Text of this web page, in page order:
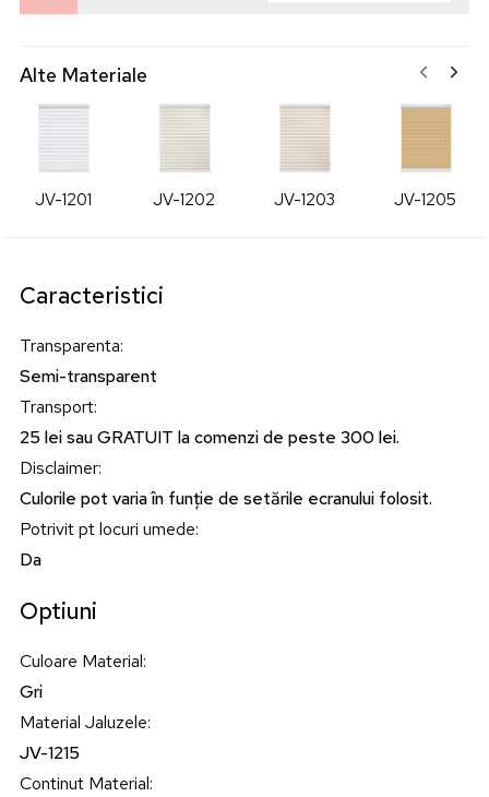
Alte Materiale
JV-1201 JV-1202 JV-1203 JV-1205
Caracteristici
Transparenta:
Semi-transparent
Transport:
25 lei sau GRATUIT la comenzi de peste 300 lei.
Disclaimer:
Culorile pot varia în funție de setările ecranului folosit.
Potrivit pt locuri umede:
Da
Optiuni
Culoare Material:
Gri
Material Jaluzele:
JV-1215
Continut Material: